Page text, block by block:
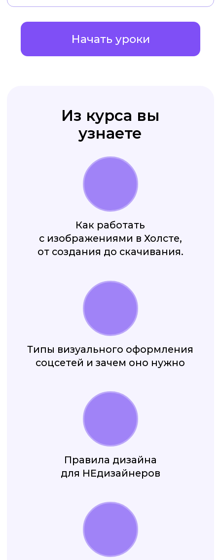
клиентаоформлен стильно
приводят вамновых клиентов